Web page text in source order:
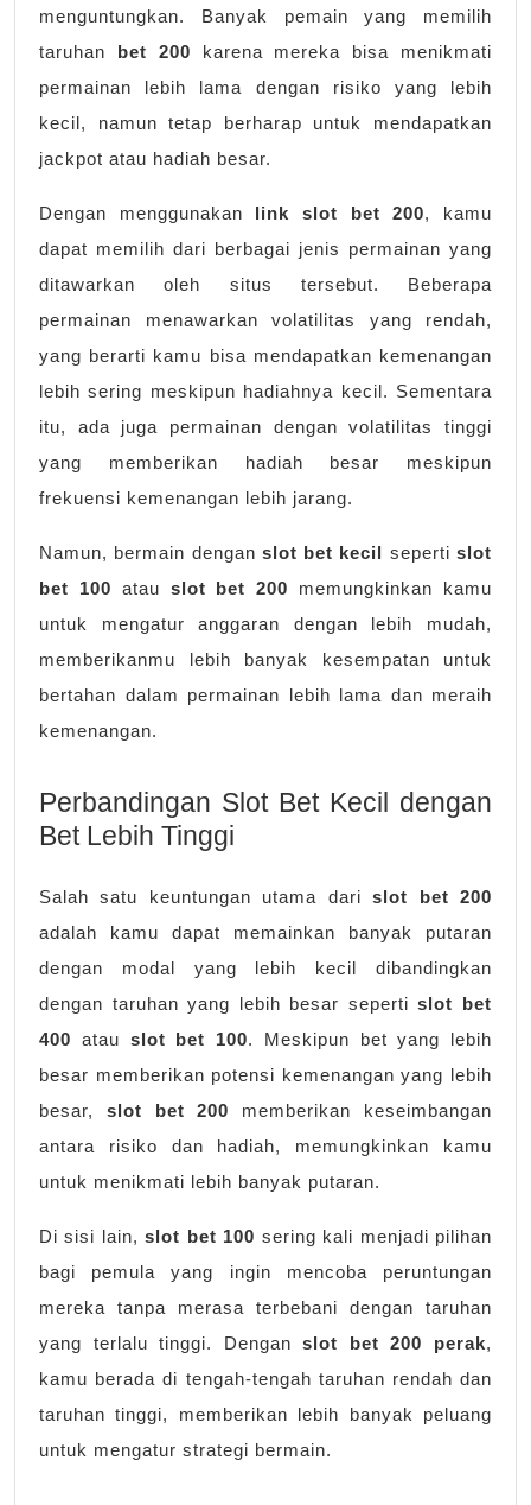
menguntungkan. Banyak pemain yang memilih
taruhan bet 200 karena mereka bisa menikmati
permainan lebih lama dengan risiko yang lebih
kecil, namun tetap berharap untuk mendapatkan
jackpot atau hadiah besar.
Dengan menggunakan link slot bet 200, kamu
dapat memilih dari berbagai jenis permainan yang
ditawarkan oleh situs tersebut. Beberapa
permainan menawarkan volatilitas yang rendah,
yang berarti kamu bisa mendapatkan kemenangan
lebih sering meskipun hadiahnya kecil. Sementara
itu, ada juga permainan dengan volatilitas tinggi
yang memberikan hadiah besar meskipun
frekuensi kemenangan lebih jarang.
Namun, bermain dengan slot bet kecil sepertislot
bet 100 atau slot bet 200 memungkinkan kamu
untuk mengatur anggaran dengan lebih mudah,
memberikanmu lebih banyak kesempatan untuk
bertahan dalam permainan lebih lama dan meraih
kemenangan.
Perbandingan Slot Bet Kecil dengan
Bet Lebih Tinggi
Salah satu keuntungan utama darislot bet 200
adalah kamu dapat memainkan banyak putaran
dengan modal yang lebih kecil dibandingkan
dengan taruhan yang lebih besar sepertislot bet
400 atau slot bet 100. Meskipun bet yang lebih
besar memberikan potensi kemenangan yang lebih
besar, slot bet 200 memberikan keseimbangan
antara risiko dan hadiah, memungkinkan kamu
untuk menikmati lebih banyak putaran.
Di sisi lain,slot bet 100 sering kali menjadi pilihan
bagi pemula yang ingin mencoba peruntungan
mereka tanpa merasa terbebani dengan taruhan
yang terlalu tinggi. Denganslot bet 200 perak,
kamu berada di tengah-tengah taruhan rendah dan
taruhan tinggi, memberikan lebih banyak peluang
untuk mengatur strategi bermain.